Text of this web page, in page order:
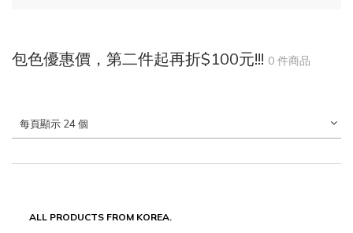
包色優惠價，第二件起再折$100元!!! 0 件商品
每頁顯示 24 個
ALL PRODUCTS FROM KOREA.